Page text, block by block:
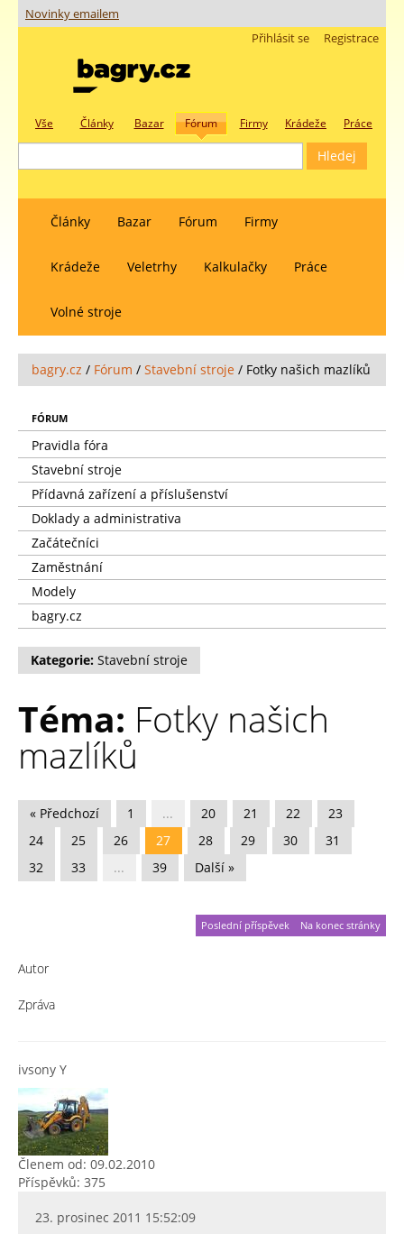
Novinky emailem
Registrace
Přihlásit se
Vše Články Bazar Fórum Firmy Krádeže Práce
Články Bazar Fórum Firmy
Krádeže Veletrhy Kalkulačky Práce
Volné stroje
bagry.cz / Fórum / Stavební stroje / Fotky našich mazlíků
FÓRUM
Pravidla fóra
Stavební stroje
Přídavná zařízení a příslušenství
Doklady a administrativa
Začátečníci
Zaměstnání
Modely
bagry.cz
Kategorie: Stavební stroje
Téma: Fotky našich
mazlíků
« Předchozí 1 ... 20 21 22
23
24
25 26 27 28 29 30
31
32
33 ... 39 Další »
Na konec stránky
Poslední příspěvek
Autor
Zpráva
ivsony Y
Členem od: 09.02.2010
Příspěvků: 375
23. prosinec 2011 15:52:09